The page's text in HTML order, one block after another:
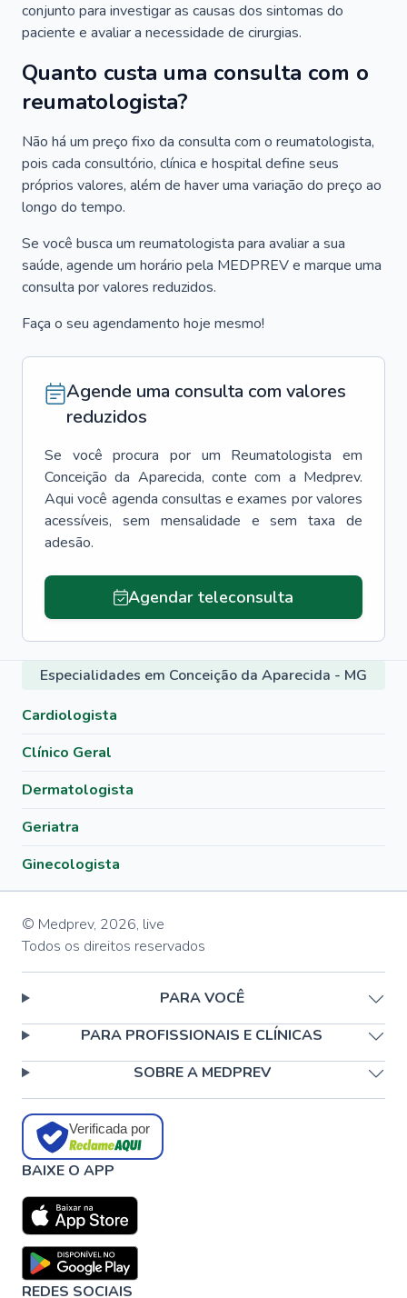
conjunto para investigar as causas dos sintomas do
paciente e avaliar a necessidade de cirurgias.
Quanto custa uma consulta com o
reumatologista?
Não há um preço fixo da consulta com o reumatologista,
pois cada consultório, clínica e hospital define seus
próprios valores, além de haver uma variação do preço ao
longo do tempo.
Se você busca um reumatologista para avaliar a sua
saúde, agende um horário pela MEDPREV e marque uma
consulta por valores reduzidos.
Faça o seu agendamento hoje mesmo!
Agende uma consulta com valores
reduzidos
Se você procura por um Reumatologista em
Conceição da Aparecida, conte com a Medprev.
Aqui você agenda consultas e exames por valores
acessíveis, sem mensalidade e sem taxa de
adesão.
Agendar teleconsulta
Especialidades em Conceição da Aparecida - MG
Cardiologista
Clínico Geral
Dermatologista
Geriatra
Ginecologista
© Medprev, 2026, live
Todos os direitos reservados
PARA VOCÊ
PARA PROFISSIONAIS E CLÍNICAS
SOBRE A MEDPREV
Verificada por
BAIXE O APP
REDES SOCIAIS